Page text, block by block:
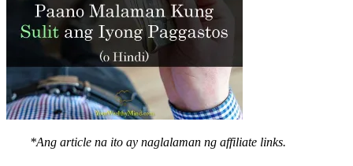
*Ang article na ito ay naglalaman ng affiliate links.